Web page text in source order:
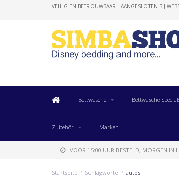
VEILIG EN BETROUWBAAR - AANGESLOTEN BIJ
Bettwäsche Bettwäsche-
Zubehör Marken
VOOR 15:00 UUR BESTELD, MORGEN IN
Startseite / Schlagworte / autos